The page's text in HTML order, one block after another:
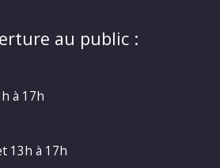
au public :
à 17h
13h à 17h